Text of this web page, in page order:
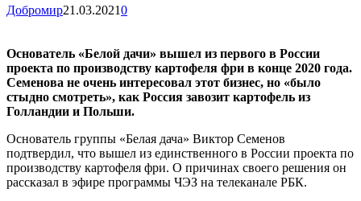
Добромир21.03.20210
Основатель «Белой дачи» вышел из первого в России
проекта по производству картофеля фри в конце 2020 года.
Семенова не очень интересовал этот бизнес, но «было
стыдно смотреть», как Россия завозит картофель из
Голландии и Польши.
Основатель группы «Белая дача» Виктор Семенов
подтвердил, что вышел из единственного в России проекта по
производству картофеля фри. О причинах своего решения он
рассказал в эфире программы ЧЭЗ на телеканале РБК.